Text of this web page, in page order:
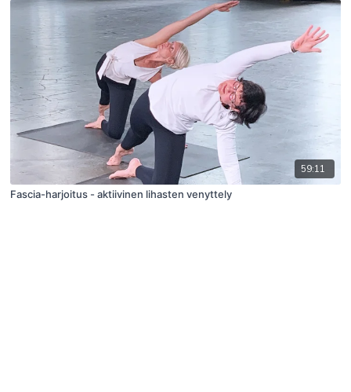
59:11
Fascia-harjoitus - aktiivinen lihasten venyttely